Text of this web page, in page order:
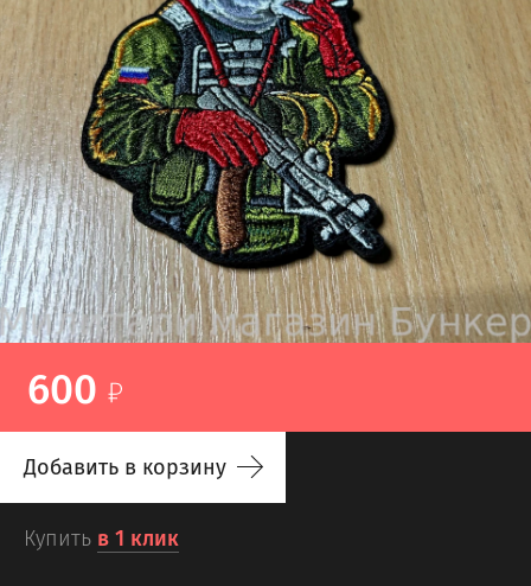
600
Добавить в корзину
Купить в 1 клик